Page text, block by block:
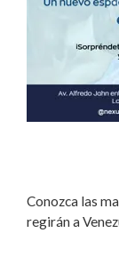
Conozca las
regirán a